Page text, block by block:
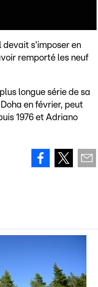
devait s'imposer en
remporté les neuf
longue série de sa
en février, peut
1976 et Adriano